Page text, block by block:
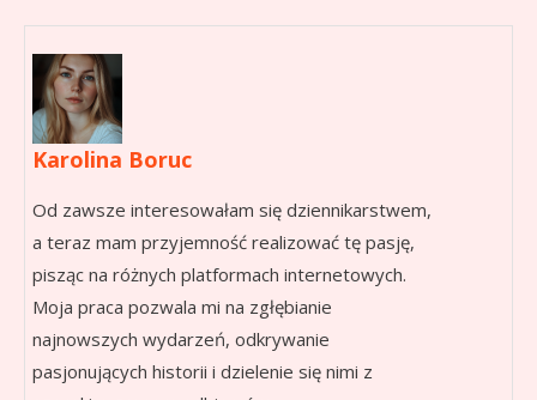
Karolina Boruc
Od zawsze interesowałam się dziennikarstwem,
a teraz mam przyjemność realizować tę pasję,
pisząc na różnych platformach internetowych.
Moja praca pozwala mi na zgłębianie
najnowszych wydarzeń, odkrywanie
pasjonujących historii i dzielenie się nimi z